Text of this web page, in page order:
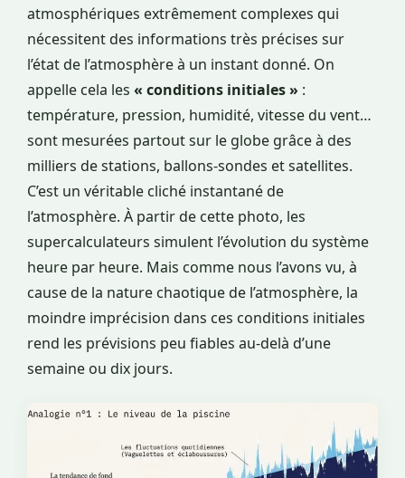
atmosphériques extrêmement complexes qui
nécessitent des informations très précises sur
l’état de l’atmosphère à un instant donné. On
appelle cela les « conditions initiales » :
température, pression, humidité, vitesse du vent…
sont mesurées partout sur le globe grâce à des
milliers de stations, ballons-sondes et satellites.
C’est un véritable cliché instantané de
l’atmosphère. À partir de cette photo, les
supercalculateurs simulent l’évolution du système
heure par heure. Mais comme nous l’avons vu, à
cause de la nature chaotique de l’atmosphère, la
moindre imprécision dans ces conditions initiales
rend les prévisions peu fiables au-delà d’une
semaine ou dix jours.